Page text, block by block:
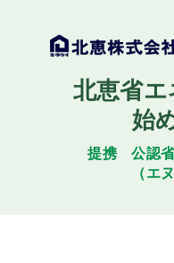
北恵省エ
始
提携 公認省
（エ